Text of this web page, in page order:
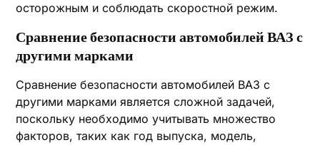
осторожным и соблюдать скоростной режим.
Сравнение безопасности автомобилей ВАЗ с
другими марками
Сравнение безопасности автомобилей ВАЗ с
другими марками является сложной задачей,
поскольку необходимо учитывать множество
факторов, таких как год выпуска, модель,